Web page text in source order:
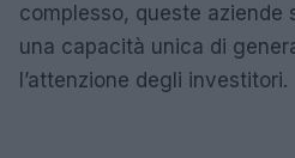
complesso, queste aziende
una capacità unica di
l’attenzione degli investitori.